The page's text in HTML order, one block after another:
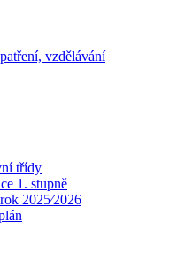
vzdělávání
třídy
1. stupně
2025⁄2026